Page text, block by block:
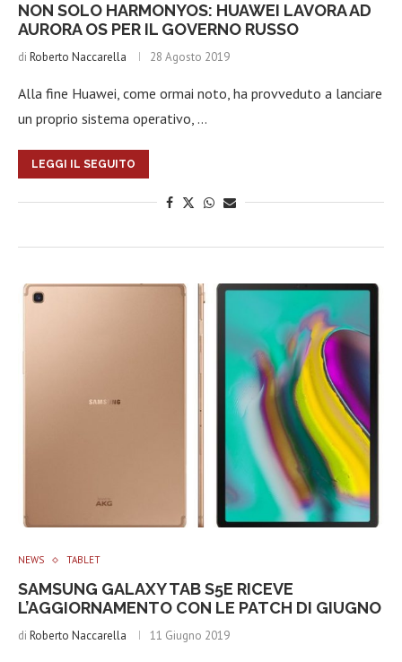
NON SOLO HARMONYOS: HUAWEI LAVORA AD
AURORA OS PER IL GOVERNO RUSSO
di Roberto Naccarella 28 Agosto 2019
Alla fine Huawei, come ormai noto, ha provveduto a lanciare
un proprio sistema operativo, …
LEGGI IL SEGUITO
NEWS TABLET
SAMSUNG GALAXY TAB S5E RICEVE
L’AGGIORNAMENTO CON LE PATCH DI GIUGNO
di Roberto Naccarella 11 Giugno 2019